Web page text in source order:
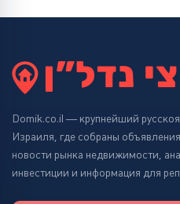
Domik.co.il — крупнейший
Израиля, где собраны
новости рынка недвижимости,
инвестиции и информация для